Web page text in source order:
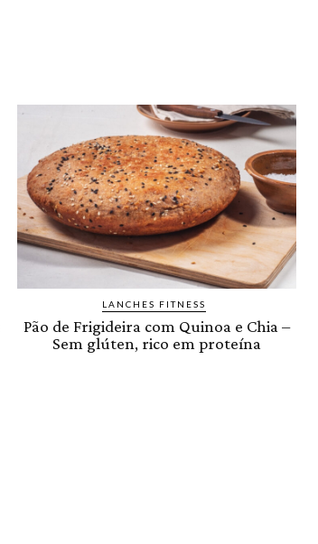
LANCHES FITNESS
Pão de Frigideira com Quinoa e Chia –
Sem glúten, rico em proteína